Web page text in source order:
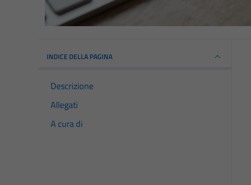
INDICE DELLA PAGINA
Descrizione
Allegati
A cura di